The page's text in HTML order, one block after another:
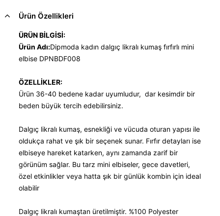
Ürün Özellikleri
ÜRÜN BİLGİSİ:
Ürün Adı:Dipmoda kadın dalgıç likralı kumaş fırfırlı mini
elbise DPNBDF008
ÖZELLİKLER:
Ürün 36-40 bedene kadar uyumludur, dar kesimdir bir
beden büyük tercih edebilirsiniz.
Dalgıç likralı kumaş, esnekliği ve vücuda oturan yapısı ile
oldukça rahat ve şık bir seçenek sunar. Fırfır detayları ise
elbiseye hareket katarken, aynı zamanda zarif bir
görünüm sağlar. Bu tarz mini elbiseler, gece davetleri,
özel etkinlikler veya hatta şık bir günlük kombin için ideal
olabilir
Dalgıç likralı kumaştan üretilmiştir. %100 Polyester